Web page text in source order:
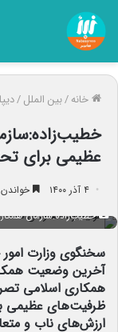
خانه/بین الملل/
عظیمی برای
۴ آذر ۱۴۰۰ خواندن این
خطیب‌زاده:سازمان
سخنگوی وزارت
آخرین وضعیت
همکاری اسلامی
ظرفیت‌های عظیمی
ارزش‌های ناب و